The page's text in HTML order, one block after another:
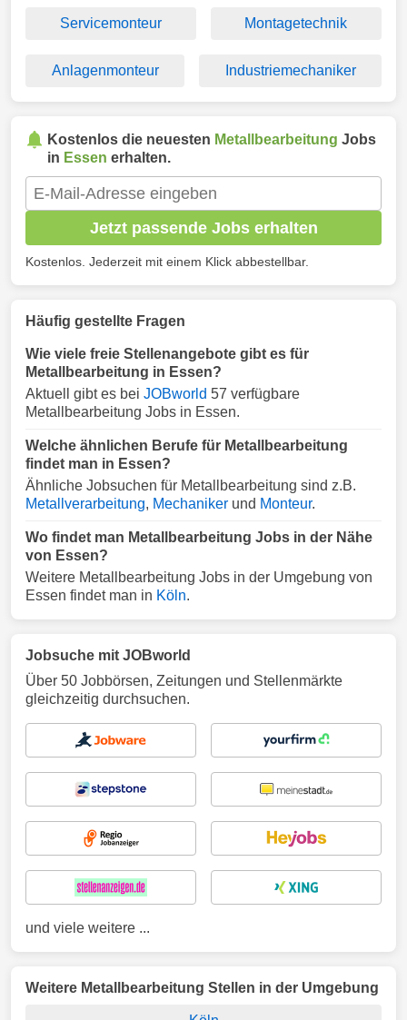
Servicemonteur Montagetechnik
Anlagenmonteur Industriemechaniker
Kostenlos die neuesten Metallbearbeitung Jobs
in Essen erhalten.
Jetzt passende Jobs erhalten
Kostenlos. Jederzeit mit einem Klick abbestellbar.
Häufig gestellte Fragen
Wie viele freie Stellenangebote gibt es für
Metallbearbeitung in Essen?
Aktuell gibt es bei JOBworld 57 verfügbare
Metallbearbeitung Jobs in Essen.
Welche ähnlichen Berufe für Metallbearbeitung
findet man in Essen?
Ähnliche Jobsuchen für Metallbearbeitung sind z.B.
Metallverarbeitung, Mechaniker und Monteur.
Wo findet man Metallbearbeitung Jobs in der Nähe
von Essen?
Weitere Metallbearbeitung Jobs in der Umgebung von
Essen findet man in Köln.
Jobsuche mit JOBworld
Über 50 Jobbörsen, Zeitungen und Stellenmärkte
gleichzeitig durchsuchen.
und viele weitere ...
Weitere Metallbearbeitung Stellen in der Umgebung